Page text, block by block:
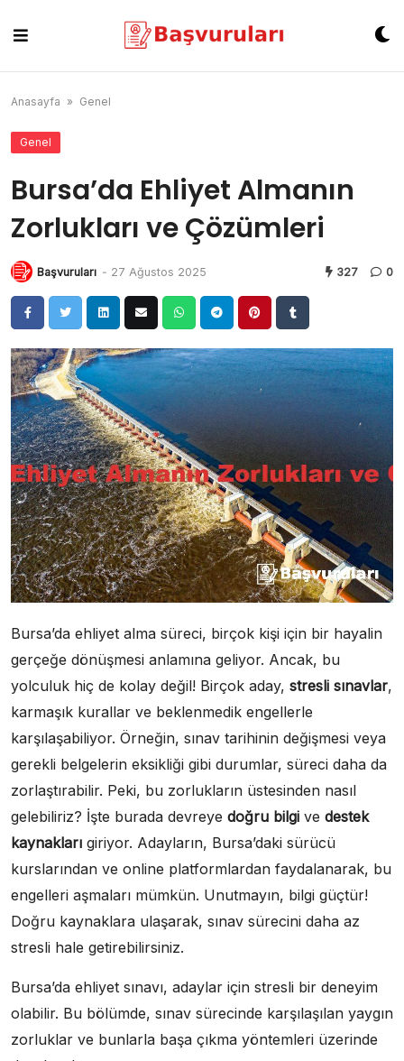
content
Anasayfa » Genel
Genel
Bursa’da Ehliyet Almanın
Zorlukları ve Çözümleri
Başvuruları - 27 Ağustos 2025 327 0
Bursa’da ehliyet alma süreci, birçok kişi için bir hayalin
gerçeğe dönüşmesi anlamına geliyor. Ancak, bu
yolculuk hiç de kolay değil! Birçok aday, stresli sınavlar,
karmaşık kurallar ve beklenmedik engellerle
karşılaşabiliyor. Örneğin, sınav tarihinin değişmesi veya
gerekli belgelerin eksikliği gibi durumlar, süreci daha da
zorlaştırabilir. Peki, bu zorlukların üstesinden nasıl
gelebiliriz? İşte burada devreye doğru bilgi ve destek
kaynakları giriyor. Adayların, Bursa’daki sürücü
kurslarından ve online platformlardan faydalanarak, bu
engelleri aşmaları mümkün. Unutmayın, bilgi güçtür!
Doğru kaynaklara ulaşarak, sınav sürecini daha az
stresli hale getirebilirsiniz.
Bursa’da ehliyet sınavı, adaylar için stresli bir deneyim
olabilir. Bu bölümde, sınav sürecinde karşılaşılan yaygın
zorluklar ve bunlarla başa çıkma yöntemleri üzerinde